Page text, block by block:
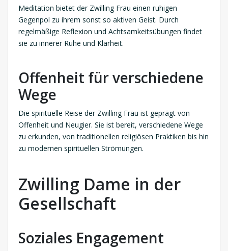
Meditation bietet der Zwilling Frau einen ruhigen
Gegenpol zu ihrem sonst so aktiven Geist. Durch
regelmäßige Reflexion und Achtsamkeitsübungen findet
sie zu innerer Ruhe und Klarheit.
Offenheit für verschiedene
Wege
Die spirituelle Reise der Zwilling Frau ist geprägt von
Offenheit und Neugier. Sie ist bereit, verschiedene Wege
zu erkunden, von traditionellen religiösen Praktiken bis hin
zu modernen spirituellen Strömungen.
Zwilling Dame in der
Gesellschaft
Soziales Engagement